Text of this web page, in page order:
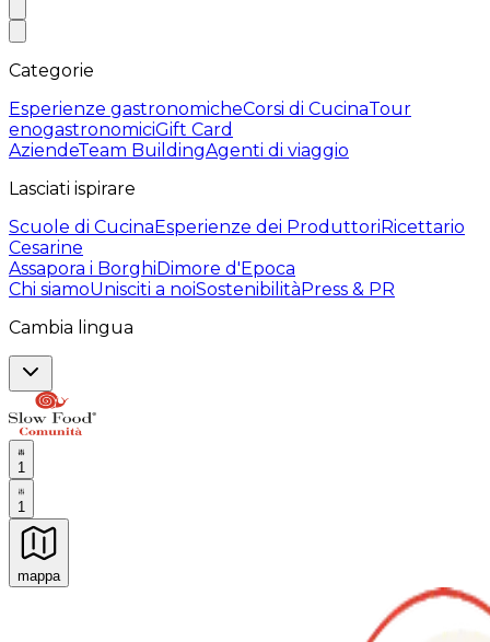
Categorie
Esperienze gastronomicheCorsi di CucinaTour
enogastronomiciGift Card
AziendeTeam BuildingAgenti di viaggio
Lasciati ispirare
Scuole di CucinaEsperienze dei ProduttoriRicettario
Cesarine
Assapora i BorghiDimore d'Epoca
Chi siamoUnisciti a noiSostenibilitàPress & PR
Cambia lingua
1
1
mappa
Esperienze culinarie indimenticabili: Esperienze